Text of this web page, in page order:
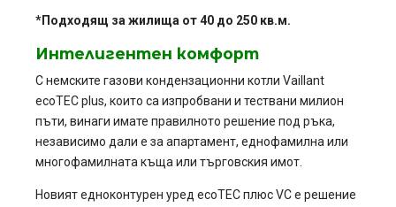
*Подходящ за жилища от 40 до 250 кв.м.
Интелигентен комфорт
С немските газови кондензационни котли Vaillant
ecoTEC plus, които са изпробвани и тествани милион
пъти, винаги имате правилното решение под ръка,
независимо дали е за апартамент, еднофамилна или
многофамилната къща или търговския имот.
Новият едноконтурен уред ecoTEC плюс VC е решение